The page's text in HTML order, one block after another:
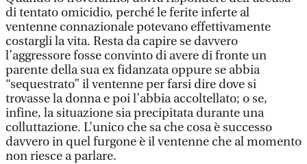
di tentato omicidio, perché le ferite inferte al
ventenne connazionale potevano effettivamente
costargli la vita. Resta da capire se davvero
l’aggressore fosse convinto di avere di fronte un
parente della sua ex fidanzata oppure se abbia
“sequestrato” il ventenne per farsi dire dove si
trovasse la donna e poi l’abbia accoltellato; o se,
infine, la situazione sia precipitata durante una
colluttazione. L’unico che sa che cosa è successo
davvero in quel furgone è il ventenne che al momento
non riesce a parlare.